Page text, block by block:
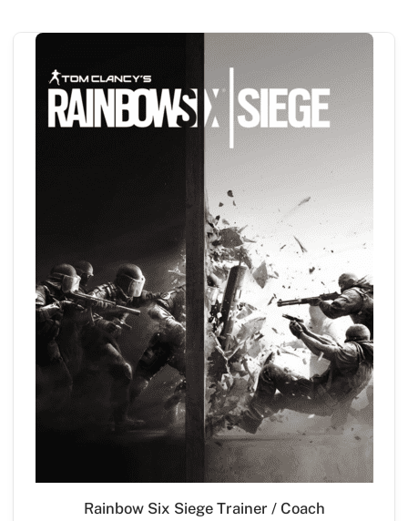
Rainbow Six Siege Trainer / Coach